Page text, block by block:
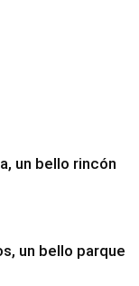
un bello rincón
un bello parque